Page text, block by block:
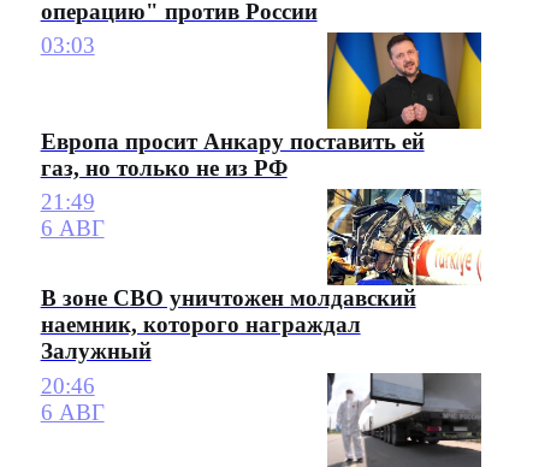
операцию" против России
03:03
Европа просит Анкару поставить ей
газ, но только не из РФ
21:49
6 АВГ
В зоне СВО уничтожен молдавский
наемник, которого награждал
Залужный
20:46
6 АВГ